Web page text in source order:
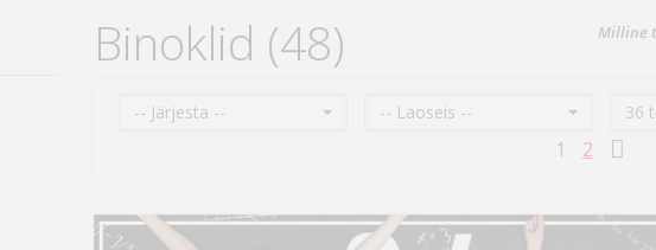
Binoklid (48) Milline
-- Järjesta -- -- Laoseis -- 36
1 2